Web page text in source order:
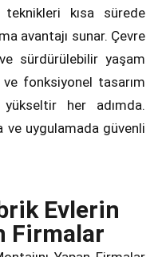
kısa sürede
avantajı sunar. Çevre
sürdürülebilir yaşam
fonksiyonel tasarım
her adımda.
ve uygulamada güvenli
Evlerin
Firmalar